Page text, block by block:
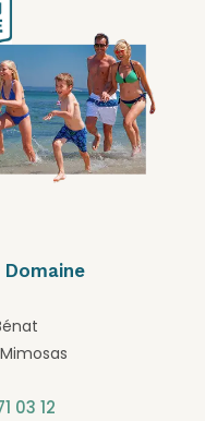
03 12